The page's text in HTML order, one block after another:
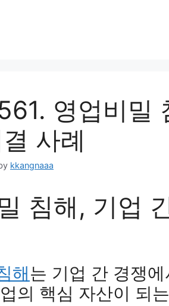
영업비밀
사례
kkangnaaa
침해, 기업
해는 기업 간 경쟁
의 핵심 자산이 되